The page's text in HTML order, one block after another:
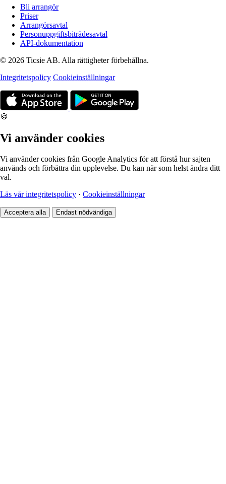
Bli arrangör
Priser
Arrangörsavtal
Personuppgiftsbiträdesavtal
API-dokumentation
© 2026 Ticsie AB. Alla rättigheter förbehållna.
Integritetspolicy Cookieinställningar
🍪
Vi använder cookies
Vi använder cookies från Google Analytics för att förstå hur sajten
används och förbättra din upplevelse. Du kan när som helst ändra ditt
val.
Läs vår integritetspolicy · Cookieinställningar
Acceptera alla Endast nödvändiga